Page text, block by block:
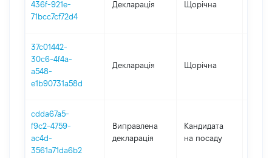
436f-921e-
71bcc7cf72d4
Декларація Щорічна
37c01442-
30c6-4f4a-
a548-
e1b90731a58d
Декларація Щорічна
cdda67a5-
f9c2-4759-
ac4d-
3561a71da6b2
Виправлена
декларація
Кандидата
на посаду